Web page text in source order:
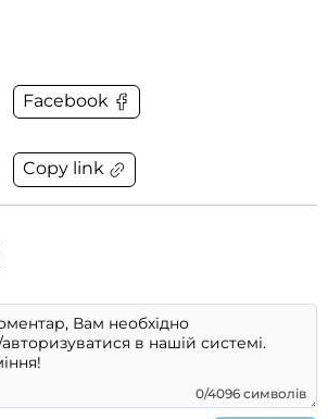
Facebook
Copy link
0/4096 символів